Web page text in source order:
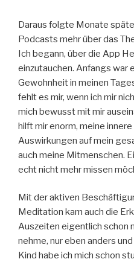
Daraus folgte Monate
Podcasts mehr über das
Ich begann, über die App
einzutauchen. Anfangs war
Gewohnheit in meinen
fehlt es mir, wenn ich mir
mich bewusst mit mir
hilft mir enorm, meine
Auswirkungen auf mein
auch meine Mitmenschen.
echt nicht mehr missen
Mit der aktiven
Meditation kam auch die
Auszeiten eigentlich schon
nehme, nur eben anders
Kind habe ich mich schon